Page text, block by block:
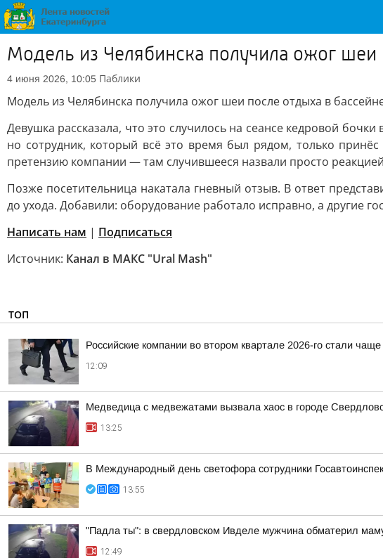
Модель из Челябинска получила ожог
4 июня 2026, 10:05 Паблики
Модель из Челябинска получила ожог шеи после отдыха в
Девушка рассказала, что это случилось на сеансе кедровой
но сотрудник, который всё это время был рядом, только
претензию компании — там случившееся назвали просто
Позже посетительница накатала гневный отзыв. В ответ
до ухода. Добавили: оборудование работало исправно, а другие
Написать нам | Подписаться
Источник: Канал в МАКС "Ural Mash"
ТОП
Российские компании во втором квартале 2026-го стали
12:09
Медведица с медвежатами вызвала хаос в городе
13:25
В Международный день светофора сотрудники
13:55
"Падла ты": в свердловском Ивделе мужчина обматерил
12:49